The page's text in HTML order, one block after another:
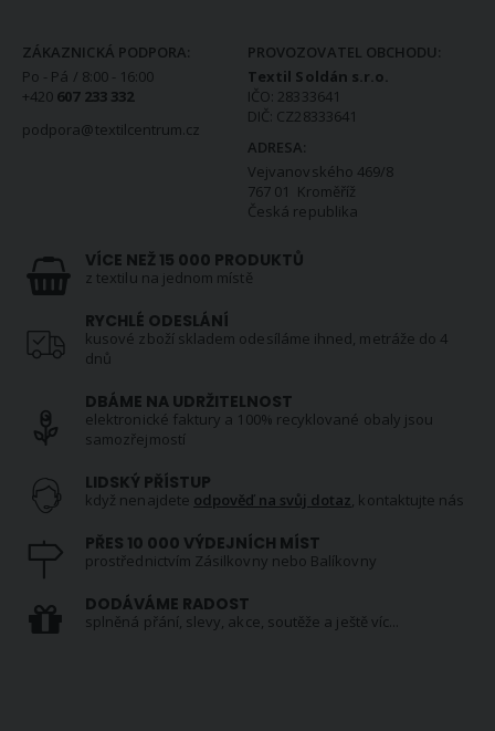
ZÁKAZNICKÁ PODPORA:
Po - Pá / 8:00 - 16:00
+420 607 233 332
podpora@textilcentrum.cz
PROVOZOVATEL OBCHODU:
Textil Soldán s.r.o.
IČO: 28333641
DIČ: CZ28333641
ADRESA:
Vejvanovského 469/8
767 01 Kroměříž
Česká republika
VÍCE NEŽ 15 000 PRODUKTŮ
z textilu na jednom místě
RYCHLÉ ODESLÁNÍ
kusové zboží skladem odesíláme ihned, metráže do 4
dnů
DBÁME NA UDRŽITELNOST
elektronické faktury a 100% recyklované obaly jsou
samozřejmostí
LIDSKÝ PŘÍSTUP
když nenajdete odpověď na svůj dotaz, kontaktujte nás
PŘES 10 000 VÝDEJNÍCH MÍST
prostřednictvím Zásilkovny nebo Balíkovny
DODÁVÁME RADOST
splněná přání, slevy, akce, soutěže a ještě víc...